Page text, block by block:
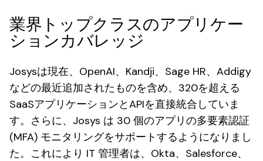
業界トップクラスのアプリケー
ションカバレッジ
Josysは現在、OpenAI、Kandji、Sage HR、Addigy
などの最近追加されたものを含め、320を超える
SaaSアプリケーションとAPIを直接統合していま
す。さらに、Josys は 30 個のアプリの多要素認証
(MFA) モニタリングをサポートするようになりまし
た。これにより IT 管理者は、Okta、Salesforce、